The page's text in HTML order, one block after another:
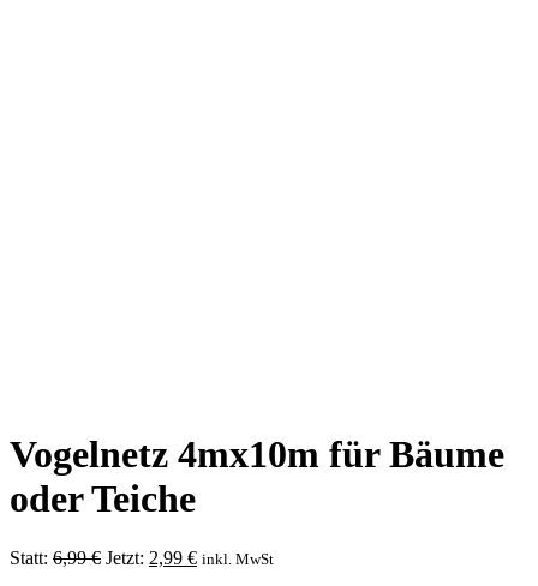
Vogelnetz 4mx10m für Bäume
oder Teiche
Statt: 6,99€ Ursprünglicher
Jetzt: 2,99 €Aktueller
inkl. MwSt